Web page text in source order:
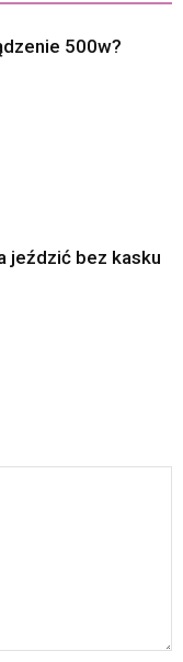
500w?
jeździć bez kasku